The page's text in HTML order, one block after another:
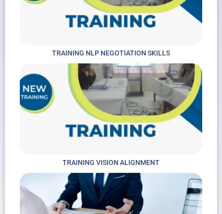
TRAINING NLP NEGOTIATION SKILLS
TRAINING VISION ALIGNMENT